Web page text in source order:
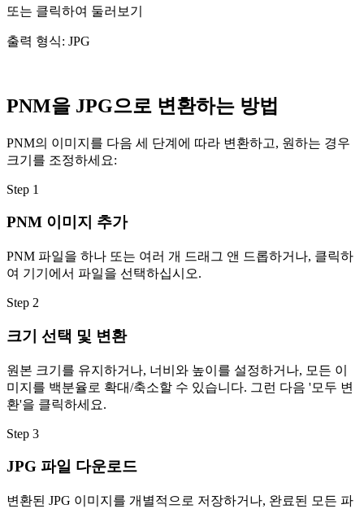
또는 클릭하여 둘러보기
출력 형식: JPG
PNM을 JPG으로 변환하는 방법
PNM의 이미지를 다음 세 단계에 따라 변환하고, 원하는 경우
크기를 조정하세요:
Step 1
PNM 이미지 추가
PNM 파일을 하나 또는 여러 개 드래그 앤 드롭하거나, 클릭하
여 기기에서 파일을 선택하십시오.
Step 2
크기 선택 및 변환
원본 크기를 유지하거나, 너비와 높이를 설정하거나, 모든 이
미지를 백분율로 확대/축소할 수 있습니다. 그런 다음 '모두 변
환'을 클릭하세요.
Step 3
JPG 파일 다운로드
변환된 JPG 이미지를 개별적으로 저장하거나, 완료된 모든 파